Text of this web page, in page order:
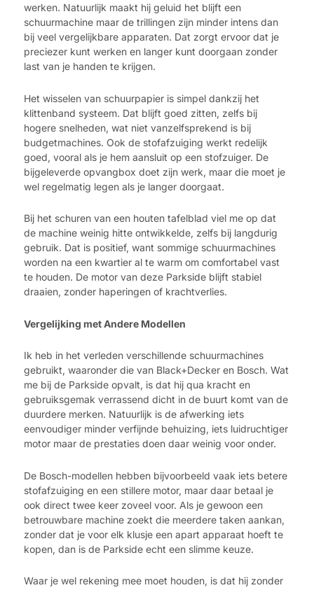
werken. Natuurlijk maakt hij geluid het blijft een
schuurmachine maar de trillingen zijn minder intens dan
bij veel vergelijkbare apparaten. Dat zorgt ervoor dat je
preciezer kunt werken en langer kunt doorgaan zonder
last van je handen te krijgen.
Het wisselen van schuurpapier is simpel dankzij het
klittenband systeem. Dat blijft goed zitten, zelfs bij
hogere snelheden, wat niet vanzelfsprekend is bij
budgetmachines. Ook de stofafzuiging werkt redelijk
goed, vooral als je hem aansluit op een stofzuiger. De
bijgeleverde opvangbox doet zijn werk, maar die moet je
wel regelmatig legen als je langer doorgaat.
Bij het schuren van een houten tafelblad viel me op dat
de machine weinig hitte ontwikkelde, zelfs bij langdurig
gebruik. Dat is positief, want sommige schuurmachines
worden na een kwartier al te warm om comfortabel vast
te houden. De motor van deze Parkside blijft stabiel
draaien, zonder haperingen of krachtverlies.
Vergelijking met Andere Modellen
Ik heb in het verleden verschillende schuurmachines
gebruikt, waaronder die van Black+Decker en Bosch. Wat
me bij de Parkside opvalt, is dat hij qua kracht en
gebruiksgemak verrassend dicht in de buurt komt van de
duurdere merken. Natuurlijk is de afwerking iets
eenvoudiger minder verfijnde behuizing, iets luidruchtiger
motor maar de prestaties doen daar weinig voor onder.
De Bosch-modellen hebben bijvoorbeeld vaak iets betere
stofafzuiging en een stillere motor, maar daar betaal je
ook direct twee keer zoveel voor. Als je gewoon een
betrouwbare machine zoekt die meerdere taken aankan,
zonder dat je voor elk klusje een apart apparaat hoeft te
kopen, dan is de Parkside echt een slimme keuze.
Waar je wel rekening mee moet houden, is dat hij zonder